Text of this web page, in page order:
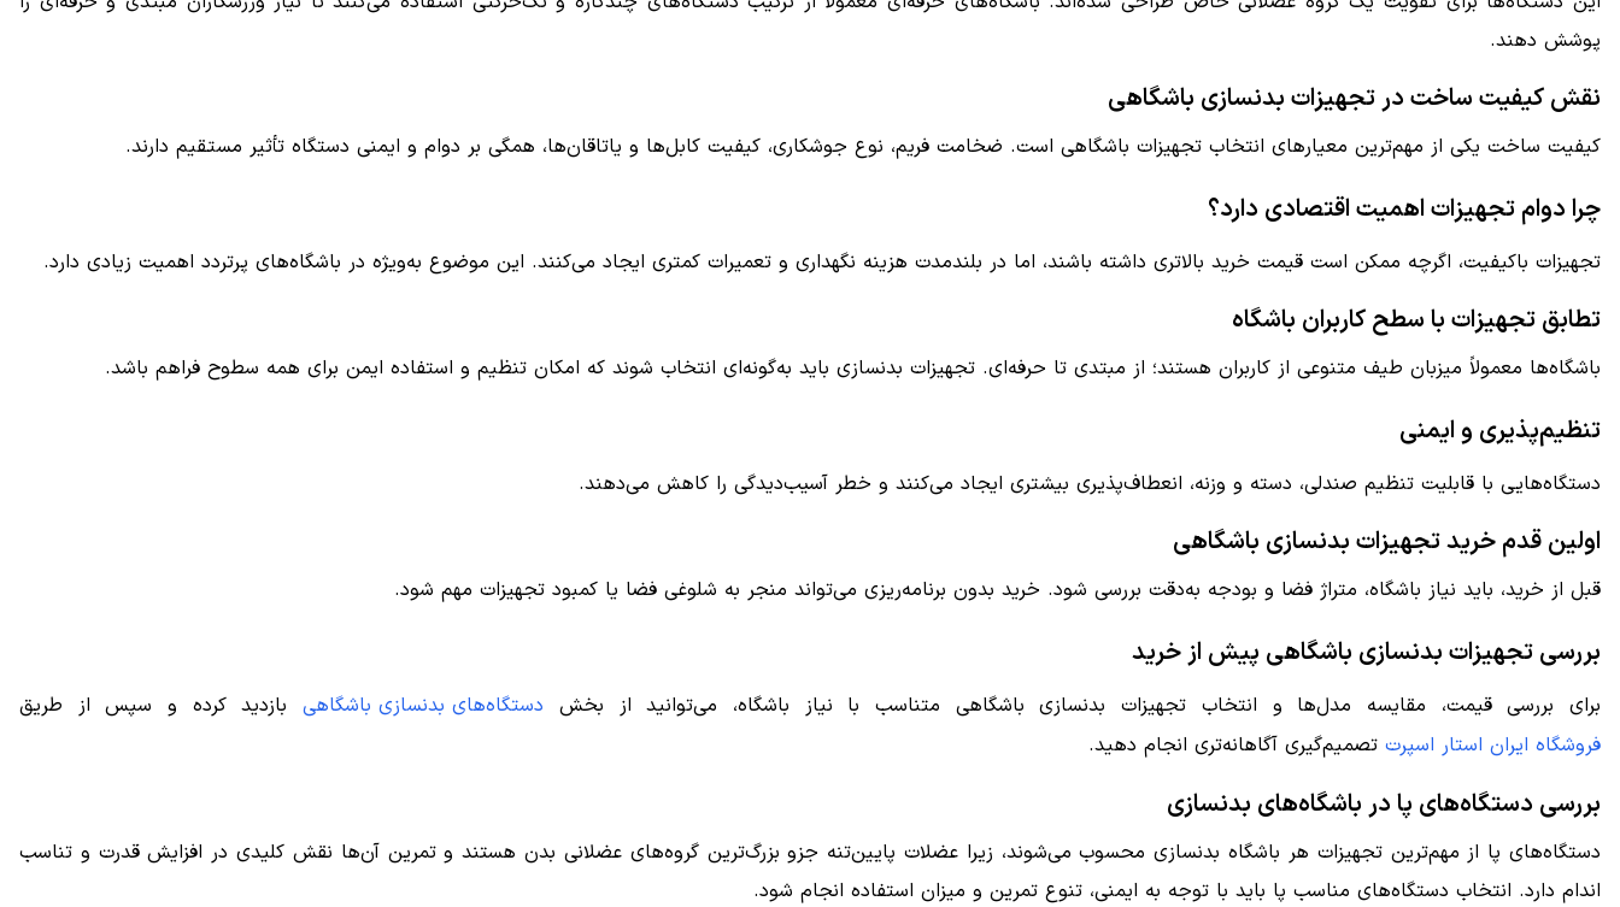
پوشش دهند.
نقش کیفیت ساخت در تجهیزات بدنسازی باشگاهی
کیفیت ساخت یکی از مهم‌ترین معیارهای انتخاب تجهیزات باشگاهی است. ضخامت فریم، نوع جوشکاری، کیفیت کابل‌ها و یاتاقان‌ها، همگی بر دوام و ایمنی دستگاه تأثیر مستقیم دارند.
چرا دوام تجهیزات اهمیت اقتصادی دارد؟
تجهیزات باکیفیت، اگرچه ممکن است قیمت خرید بالاتری داشته باشند، اما در بلندمدت هزینه نگهداری و تعمیرات کمتری ایجاد می‌کنند. این موضوع به‌ویژه در باشگاه‌های پرتردد اهمیت زیادی دارد.
تطابق تجهیزات با سطح کاربران باشگاه
باشگاه‌ها معمولاً میزبان طیف متنوعی از کاربران هستند؛ از مبتدی تا حرفه‌ای. تجهیزات بدنسازی باید به‌گونه‌ای انتخاب شوند که امکان تنظیم و استفاده ایمن برای همه سطوح فراهم باشد.
تنظیم‌پذیری و ایمنی
دستگاه‌هایی با قابلیت تنظیم صندلی، دسته و وزنه، انعطاف‌پذیری بیشتری ایجاد می‌کنند و خطر آسیب‌دیدگی را کاهش می‌دهند.
اولین قدم خرید تجهیزات بدنسازی باشگاهی
قبل از خرید، باید نیاز باشگاه، متراژ فضا و بودجه به‌دقت بررسی شود. خرید بدون برنامه‌ریزی می‌تواند منجر به شلوغی فضا یا کمبود تجهیزات مهم شود.
بررسی تجهیزات بدنسازی باشگاهی پیش از خرید
برای بررسی قیمت، مقایسه مدل‌ها و انتخاب تجهیزات بدنسازی باشگاهی متناسب با نیاز باشگاه، می‌توانید از بخش دستگاه‌های بدنسازی باشگاهیبازدید کرده و سپس از طریق
فروشگاه ایران استار اسپرت تصمیم‌گیری آگاهانه‌تری انجام دهید.
بررسی دستگاه‌های پا در باشگاه‌های بدنسازی
دستگاه‌های پا از مهم‌ترین تجهیزات هر باشگاه بدنسازی محسوب می‌شوند، زیرا عضلات پایین‌تنه جزو بزرگ‌ترین گروه‌های عضلانی بدن هستند و تمرین آن‌ها نقش کلیدی در افزایش قدرت و تناسب
اندام دارد. انتخاب دستگاه‌های مناسب پا باید با توجه به ایمنی، تنوع تمرین و میزان استفاده انجام شود.